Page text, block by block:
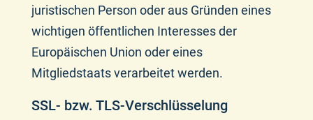
juristischen Person oder aus Gründen eines
wichtigen öffentlichen Interesses der
Europäischen Union oder eines
Mitgliedstaats verarbeitet werden.
SSL- bzw. TLS-Verschlüsselung